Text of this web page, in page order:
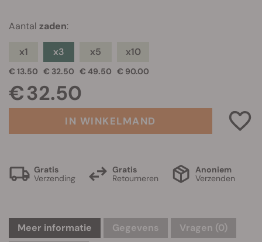
Aantal zaden:
x1
€ 13.50
x3
€ 32.50
x5
€ 49.50
x10
€ 90.00
€ 32.50
IN WINKELMAND
Gratis
Verzending
Gratis
Retourneren
Anoniem
Verzenden
Meer informatie Gegevens Vragen (0)